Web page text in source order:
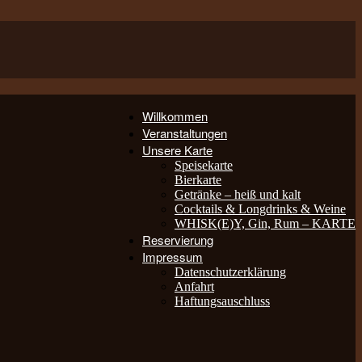
Willkommen
Veranstaltungen
Unsere Karte
Speisekarte
Bierkarte
Getränke – heiß und kalt
Cocktails & Longdrinks & Weine
WHISK(E)Y, Gin, Rum – KARTE
Reservierung
Impressum
Datenschutzerklärung
Anfahrt
Haftungsauschluss